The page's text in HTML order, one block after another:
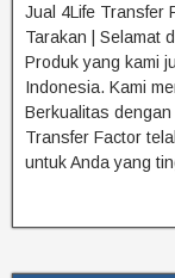
Jual 4Life Transfer
Tarakan | Selamat
Produk yang kami
Indonesia. Kami
Berkualitas
Transfer Factor
untuk Anda yang